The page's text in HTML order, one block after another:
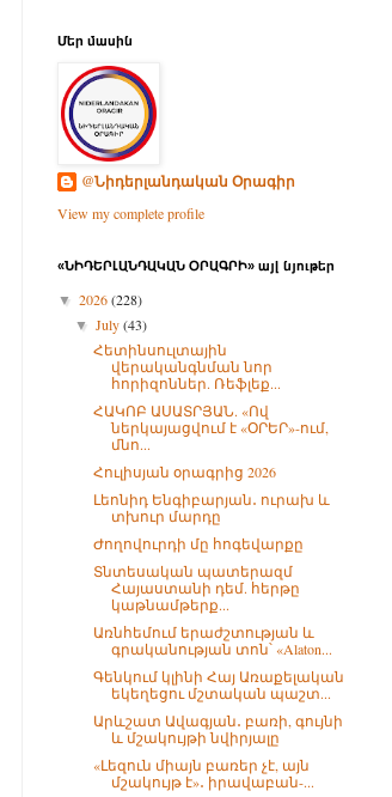
Մեր մասին
@Նիդերլանդական Օրագիր
View my complete profile
«ՆԻԴԵՐԼԱՆԴԱԿԱՆ ՕՐԱԳՐԻ» այլ նյութեր
▼ 2026(228)
▼July(43)
Հետինսուլտային
վերականգնման նոր
հորիզոններ. Ռեֆլեք...
ՀԱԿՈԲ ԱՍԱՏՐՅԱՆ. «Ով
ներկայացվում է «ՕՐԵՐ»-ում,
մնո...
Հուլիսյան օրագրից 2026
Լեոնիդ Ենգիբարյան․ ուրախ և
տխուր մարդը
Ժողովուրդի մը հոգեվարքը
Տնտեսական պատերազմ
Հայաստանի դեմ. հերթը
կաթնամթերք...
Առնհեմում երաժշտության և
գրականության տոն՝ «Alaton...
Գենկում կլինի Հայ Առաքելական
եկեղեցու մշտական պաշտ...
Արևշատ Ավագյան․ բառի, գույնի
և մշակույթի նվիրյալը
«Լեզուն միայն բառեր չէ, այն
մշակույթ է»․ իրավաբան-...